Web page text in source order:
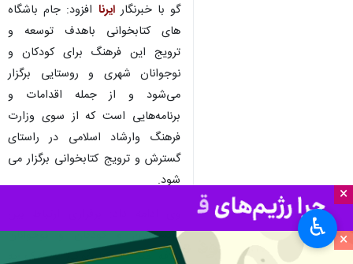
×
×
گو با خبرنگارایرنا افزود: جام باشگاه
های کتابخوانی باهدف توسعه و
ترویج این فرهنگ برای کودکان و
نوجوانان شهری و روستایی برگزار
می‌شود و از جمله اقدامات و
برنامه‌هایی است که از سوی وزارت
فرهنگ وارشاد اسلامی در راستای
گسترش و ترویج کتابخوانی برگزار می
شود.
نویسندگان و کودکان و نوجوانان
علاقه مند به کتابخوانی ، کمک به
♿︎